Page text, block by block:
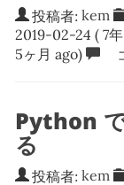
投稿者: kem
2019-02-24 ( 7
5ヶ月 ago)
Python
る
投稿者: kem